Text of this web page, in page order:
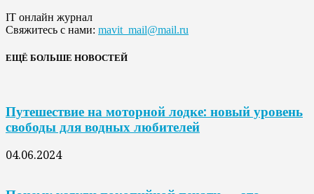
IT онлайн журнал
Свяжитесь с нами: mavit_mail@mail.ru
ЕЩЁ БОЛЬШЕ НОВОСТЕЙ
Путешествие на моторной лодке: новый уровень
свободы для водных любителей
04.06.2024